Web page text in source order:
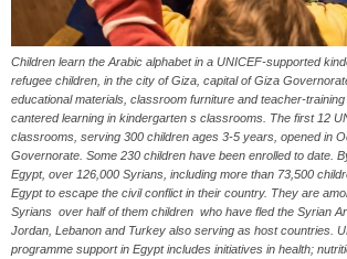
Children learn the Arabic alphabet in a UNICEF-supported
refugee children, in the city of Giza, capital of Giza
educational materials, classroom furniture and teacher-
cantered learning in kindergarten s classrooms. The first 12
classrooms, serving 300 children ages 3-5 years, opened in
Governorate. Some 230 children have been enrolled to date.
Egypt, over 126,000 Syrians, including more than 73,500
Egypt to escape the civil conflict in their country. They are
Syrians  over half of them children  who have fled the Syrian
Jordan, Lebanon and Turkey also serving as host countries.
programme support in Egypt includes initiatives in health;